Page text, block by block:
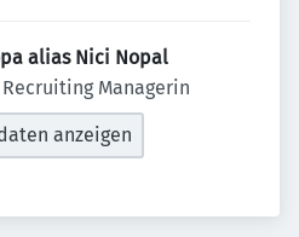
alias Nici Nopal
Managerin
anzeigen